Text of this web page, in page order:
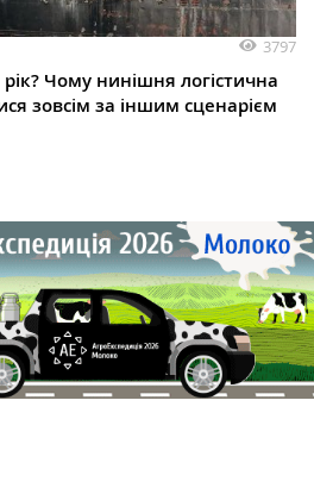
3797
Чому нинішня логістична
зовсім за іншим сценарієм